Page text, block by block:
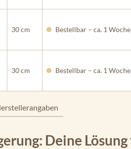
30 cm Bestellbar – ca. 1 Woche
30 cm Bestellbar – ca. 1 Woche
Deine